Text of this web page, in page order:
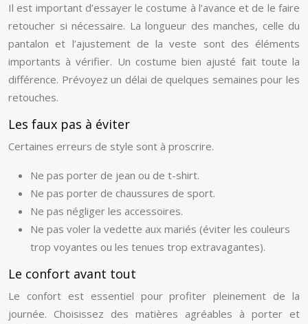
Il est important d’essayer le costume à l’avance et de le faire
retoucher si nécessaire. La longueur des manches, celle du
pantalon et l’ajustement de la veste sont des éléments
importants à vérifier. Un costume bien ajusté fait toute la
différence. Prévoyez un délai de quelques semaines pour les
retouches.
Les faux pas à éviter
Certaines erreurs de style sont à proscrire.
Ne pas porter de jean ou de t-shirt.
Ne pas porter de chaussures de sport.
Ne pas négliger les accessoires.
Ne pas voler la vedette aux mariés (éviter les couleurs
trop voyantes ou les tenues trop extravagantes).
Le confort avant tout
Le confort est essentiel pour profiter pleinement de la
journée. Choisissez des matières agréables à porter et